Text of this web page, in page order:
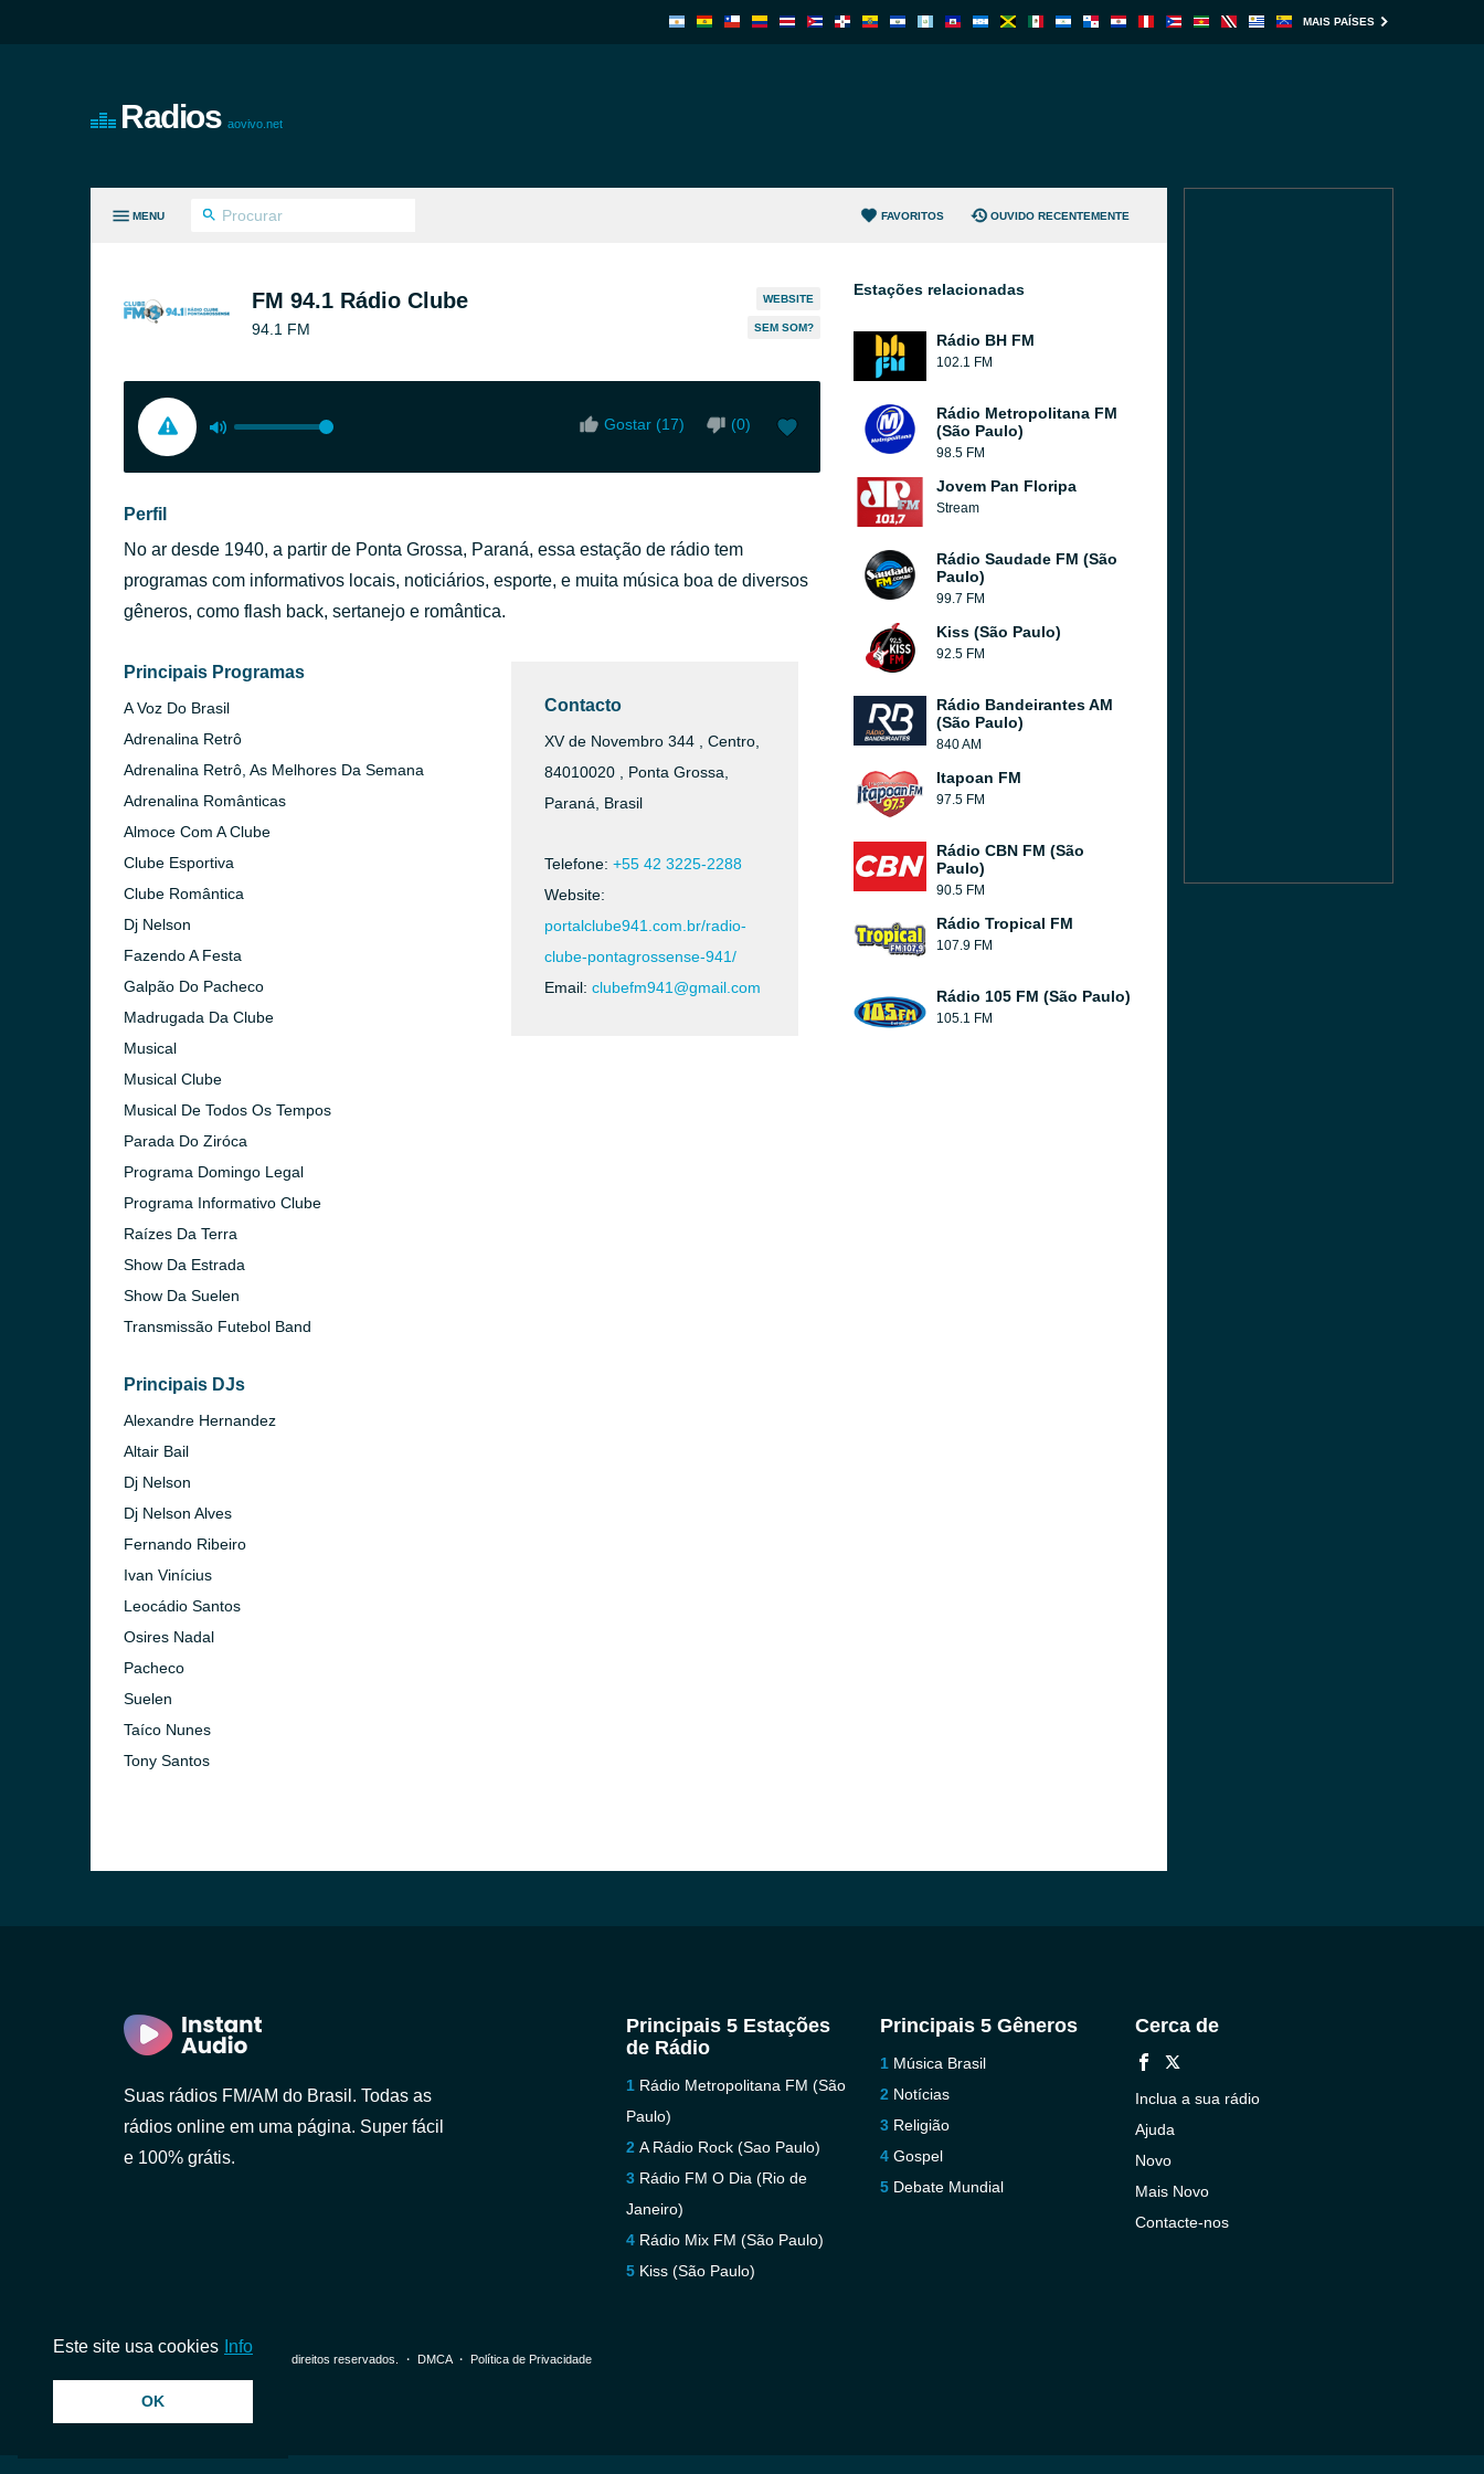
MAIS PAÍSES
Radios aovivo.net
MENU FAVORITOS OUVIDO RECENTEMENTE
FM 94.1 Rádio Clube
94.1 FM
WEBSITE
SEM SOM?
Gostar (17) (0)
Perfil
No ar desde 1940, a partir de Ponta Grossa, Paraná, essa estação de rádio tem
programas com informativos locais, noticiários, esporte, e muita música boa de diversos
gêneros, como flash back, sertanejo e romântica.
Principais Programas
A Voz Do Brasil
Adrenalina Retrô
Adrenalina Retrô, As Melhores Da Semana
Adrenalina Românticas
Almoce Com A Clube
Clube Esportiva
Clube Romântica
Dj Nelson
Fazendo A Festa
Galpão Do Pacheco
Madrugada Da Clube
Musical
Musical Clube
Musical De Todos Os Tempos
Parada Do Ziróca
Programa Domingo Legal
Programa Informativo Clube
Raízes Da Terra
Show Da Estrada
Show Da Suelen
Transmissão Futebol Band
Principais DJs
Alexandre Hernandez
Altair Bail
Dj Nelson
Dj Nelson Alves
Fernando Ribeiro
Ivan Vinícius
Leocádio Santos
Osires Nadal
Pacheco
Suelen
Taíco Nunes
Tony Santos
Contacto
XV de Novembro 344 , Centro,
84010020 , Ponta Grossa,
Paraná, Brasil
Telefone: +55 42 3225-2288
Website:
portalclube941.com.br/radio-
clube-pontagrossense-941/
Email: clubefm941@gmail.com
Estações relacionadas
Rádio BH FM
102.1 FM
Rádio Metropolitana FM
(São Paulo)
98.5 FM
Jovem Pan Floripa
Stream
Rádio Saudade FM (São
Paulo)
99.7 FM
Kiss (São Paulo)
92.5 FM
Rádio Bandeirantes AM
(São Paulo)
840 AM
Itapoan FM
97.5 FM
Rádio CBN FM (São
Paulo)
90.5 FM
Rádio Tropical FM
107.9 FM
Rádio 105 FM (São Paulo)
105.1 FM
Suas rádios FM/AM do Brasil. Todas as
rádios online em uma página. Super fácil
e 100% grátis.
Principais 5 Estações
de Rádio
Rádio Metropolitana FM (São
Paulo)
A Rádio Rock (Sao Paulo)
Rádio FM O Dia (Rio de
Janeiro)
Rádio Mix FM (São Paulo)
Kiss (São Paulo)
Principais 5 Gêneros
Música Brasil
Notícias
Religião
Gospel
Debate Mundial
Cerca de
Inclua a sua rádio
Ajuda
Novo
Mais Novo
Contacte-nos
© 2026 InstantAudio. Todos os direitos reservados. ・ DMCA・ Política de Privacidade
Este site usa cookies Info
OK